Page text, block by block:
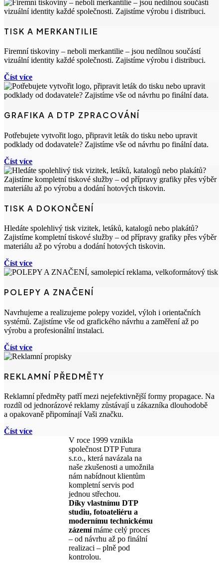
TISK A MERKANTILIE
Firemní tiskoviny – neboli merkantilie – jsou nedílnou součástí
vizuální identity každé společnosti. Zajistíme výrobu i distribuci.
Číst více
GRAFIKA A DTP ZPRACOVÁNÍ
Potřebujete vytvořit logo, připravit leták do tisku nebo upravit
podklady od dodavatele? Zajistíme vše od návrhu po finální data.
Číst více
TISK A DOKONČENÍ
Hledáte spolehlivý tisk vizitek, letáků, katalogů nebo plakátů?
Zajistíme kompletní tiskové služby – od přípravy grafiky přes výběr
materiálu až po výrobu a dodání hotových tiskovin.
Číst více
POLEPY A ZNAČENÍ
Navrhujeme a realizujeme polepy vozidel, výloh i orientačních
systémů. Zajistíme vše od grafického návrhu a zaměření až po
výrobu a profesionální instalaci.
Číst více
REKLAMNÍ PŘEDMĚTY
Reklamní předměty patří mezi nejefektivnější formy propagace. Na
rozdíl od jednorázové reklamy zůstávají u zákazníka dlouhodobě
a opakovaně připomínají Vaši značku.
Číst více
V roce 1999 vznikla
společnost DTP Futura
s.r.o., která navázala na
naše zkušenosti a umožnila
nám nabídnout klientům
kompletní servis pod
jednou střechou.
Díky vlastnímu DTP
studiu, fotoateliéru a
modernímu technickému
zázemímáme celý proces
– od návrhu až po finální
realizaci – plně pod
kontrolou.